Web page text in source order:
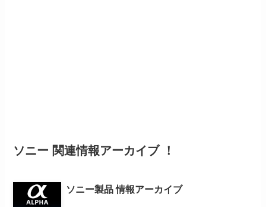
ソニー 関連情報アーカイブ ！
ソニー製品 情報アーカイブ